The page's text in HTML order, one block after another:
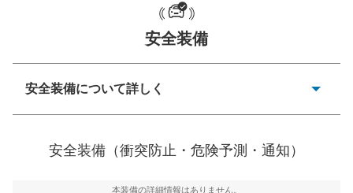
クラウン、アルファード、フォレ
カD:5 など
安全装備
安全装備について詳しく
ーキアシスト、ABSなどが装備されています。
安全装備（衝突防止・危険予測・通知）
本装備の詳細情報はありません。